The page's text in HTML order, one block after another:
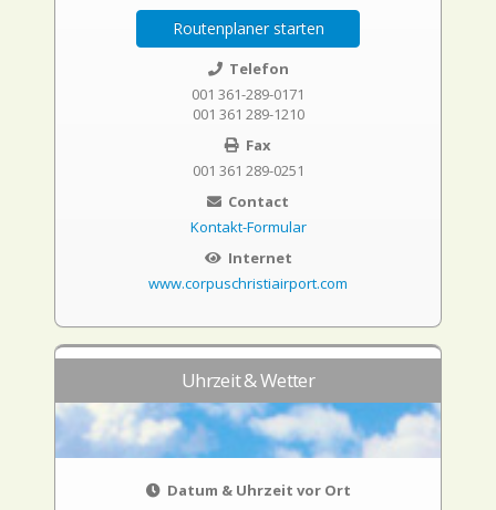
Routenplaner starten
Telefon
001 361-289-0171
001 361 289-1210
Fax
001 361 289-0251
Contact
Kontakt-Formular
Internet
www.corpuschristiairport.com
Uhrzeit & Wetter
Datum & Uhrzeit vor Ort